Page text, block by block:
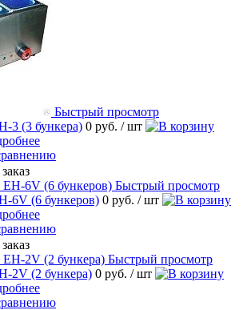
Быстрый просмотр
3 (3 бункера) 0 руб. / шт
Быстрый просмотр
6V (6 бункеров) 0 руб. / шт
Быстрый просмотр
2V (2 бункера) 0 руб. / шт